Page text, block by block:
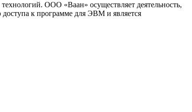
ООО «Ваан» осуществляет деятельность,
к программе для ЭВМ и является